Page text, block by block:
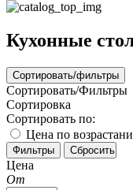
Кухонные
Сортировать/фильтры
Сортировать/Фильтры
Сортировка
Сортировать по:
Цена по
Цена
От